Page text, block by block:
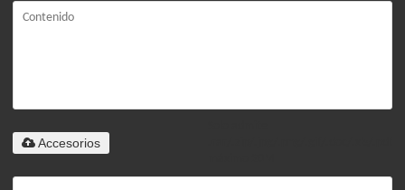
Accesorios